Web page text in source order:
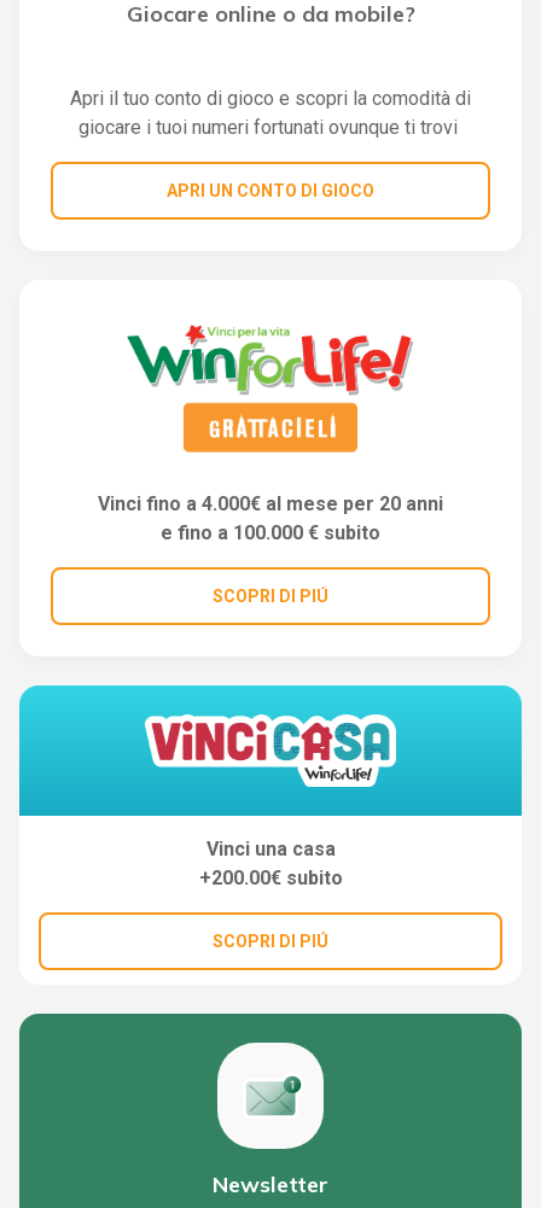
Giocare online o da mobile?
Apri il tuo conto di gioco e scopri la comodità di
giocare i tuoi numeri fortunati ovunque ti trovi
APRI UN CONTO DI GIOCO
Vinci fino a 4.000€ al mese per 20 anni
e fino a 100.000 € subito
SCOPRI DI PIÚ
Vinci una casa
+200.00€ subito
SCOPRI DI PIÚ
Newsletter